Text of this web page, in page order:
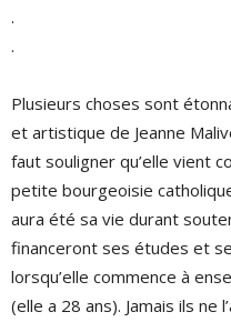
.
.
Plusieurs choses sont
et artistique de Jeanne
faut souligner qu’elle vient
petite bourgeoisie
aura été sa vie durant
financeront ses études et
lorsqu’elle commence à
(elle a 28 ans). Jamais ils ne